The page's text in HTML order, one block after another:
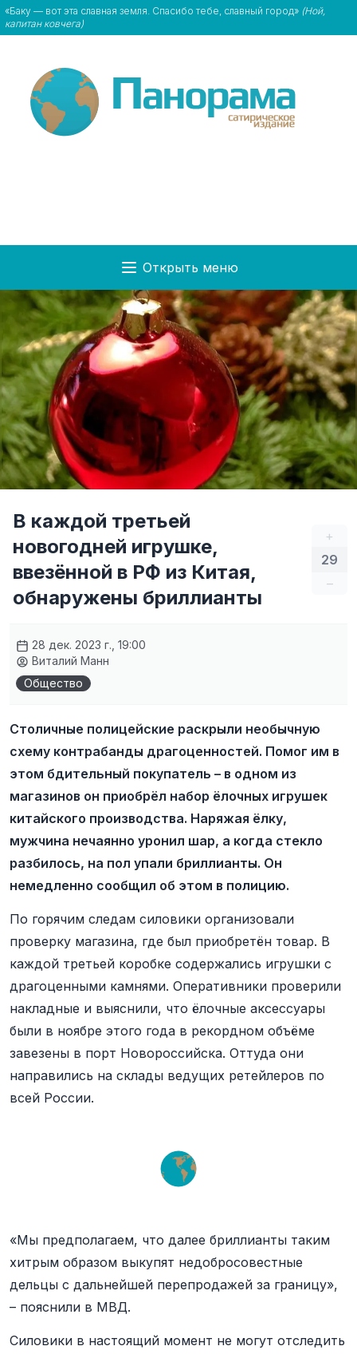
«Баку — вот эта славная земля. Спасибо тебе, славный город» (Ной,
капитан ковчега)
Открыть меню
+
29
–
В каждой третьей
новогодней игрушке,
ввезённой в РФ из Китая,
обнаружены бриллианты
28 дек. 2023 г., 19:00
Виталий Манн
Общество
Столичные полицейские раскрыли необычную
схему контрабанды драгоценностей. Помог им в
этом бдительный покупатель – в одном из
магазинов он приобрёл набор ёлочных игрушек
китайского производства. Наряжая ёлку,
мужчина нечаянно уронил шар, а когда стекло
разбилось, на пол упали бриллианты. Он
немедленно сообщил об этом в полицию.
По горячим следам силовики организовали
проверку магазина, где был приобретён товар. В
каждой третьей коробке содержались игрушки с
драгоценными камнями. Оперативники проверили
накладные и выяснили, что ёлочные аксессуары
были в ноябре этого года в рекордном объёме
завезены в порт Новороссийска. Оттуда они
направились на склады ведущих ретейлеров по
всей России.
«Мы предполагаем, что далее бриллианты таким
хитрым образом выкупят недобросовестные
дельцы с дальнейшей перепродажей за границу»,
– пояснили в МВД.
Силовики в настоящий момент не могут отследить